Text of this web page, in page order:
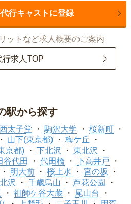
行キャストに登録
ットなど求人概要のご案内
行求人TOP
駅から探す
西太子堂 駒沢大学
桜新町
山下(東京都)
梅ケ丘
京都) 下北沢
東北沢
谷代田 代田橋
下高井戸
明大前 桜上水
宮の坂
北沢 千歳烏山
芦花公園
祖師ケ谷大蔵
尾山台